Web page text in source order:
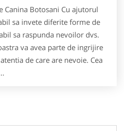
Canina Botosani Cu ajutorul
sa invete diferite forme de
sa raspunda nevoilor dvs.
va avea parte de ingrijire
de care are nevoie. Cea